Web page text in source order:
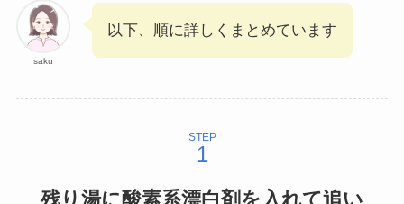
saku
以下、順に詳しくまとめています
STEP
残り湯に酸素系漂白剤を入れて追い